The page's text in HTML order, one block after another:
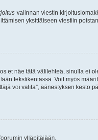
-valinnan viestin
yksittäiseen viestiin
et näe tätä välilehteä, sinulla ei
tekstikentässä. Voit myös
voi valita”, äänestyksen kesto
ylläpitäjään.